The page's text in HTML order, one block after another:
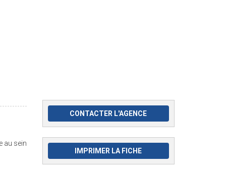
au sein
CONTACTER L'AGENCE
IMPRIMER LA FICHE